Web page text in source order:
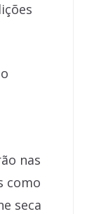
nas
como
seca